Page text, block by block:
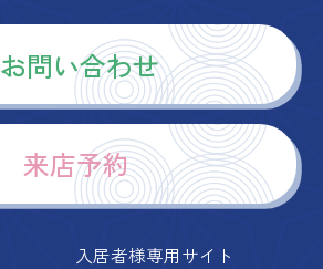
お問い合わせ
来店予約
入居者様専用サイト